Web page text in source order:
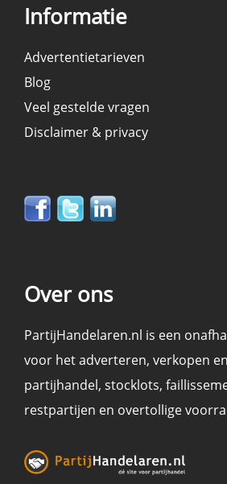
Informatie
Advertentietarieven
Blog
Veel gestelde vragen
Disclaimer & privacy
Over ons
PartijHandelaren.nl is een
voor het adverteren, verkopen en
partijhandel, stocklots,
restpartijen en overtollige